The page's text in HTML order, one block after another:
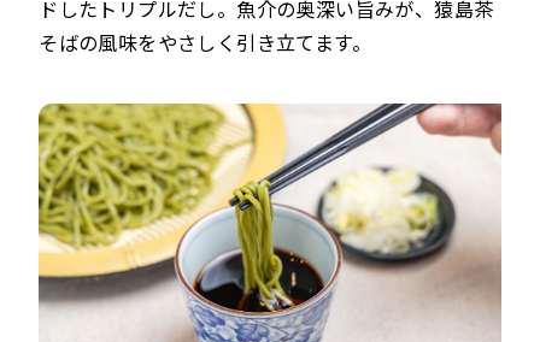
ドしたトリプルだし。魚介の奥深い旨みが、猿島茶
そばの風味をやさしく引き立てます。